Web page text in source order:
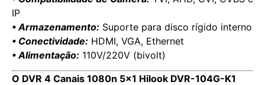
IP
• Armazenamento: Suporte para disco rígido interno
• Conectividade: HDMI, VGA, Ethernet
• Alimentação: 110V/220V (bivolt)
O DVR 4 Canais 1080n 5×1 Hilook DVR-104G-K1